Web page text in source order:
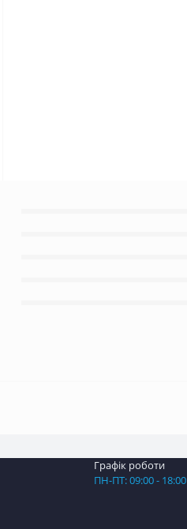
Графік роботи
ПН-ПТ: 09:00 - 18:00